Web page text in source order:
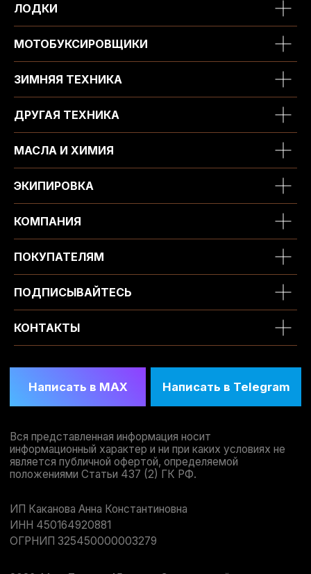
ЛОДКИ
МОТОБУКСИРОВЩИКИ
ЗИМНЯЯ ТЕХНИКА
ДРУГАЯ ТЕХНИКА
МАСЛА И ХИМИЯ
ЭКИПИРОВКА
КОМПАНИЯ
ПОКУПАТЕЛЯМ
ПОДПИСЫВАЙТЕСЬ
КОНТАКТЫ